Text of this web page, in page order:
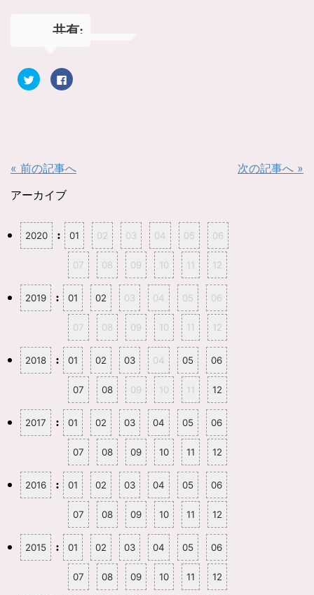
共有:
ク
リ
e
共
有
新
い
で
開
き
ま
F
a
す
ッ
し
く
だ
さ
い
(
新
し
い
ウ
ィ
ン
ド
ウ
で
開
き
ま
す
)
« 前の記事へ 次の記事へ »
アーカイブ
2020 : 01 02 03 04 05 06
07 08 09 10 11 12
2019 : 01 02 03 04 05 06
07 08 09 10 11 12
2018 : 01 02 03 04 05 06
07 08 09 10 11 12
2017 : 01 02 03 04 05 06
07 08 09 10 11 12
2016 : 01 02 03 04 05 06
07 08 09 10 11 12
2015 : 01 02 03 04 05 06
07 08 09 10 11 12